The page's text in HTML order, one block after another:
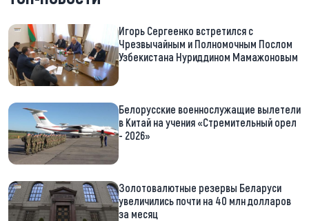
Игорь Сергеенко встретился с
Чрезвычайным и Полномочным Послом
Узбекистана Нуриддином Мамажоновым
Белорусские военнослужащие вылетели
в Китай на учения «Стремительный орел
- 2026»
Золотовалютные резервы Беларуси
увеличились почти на 40 млн долларов
за месяц